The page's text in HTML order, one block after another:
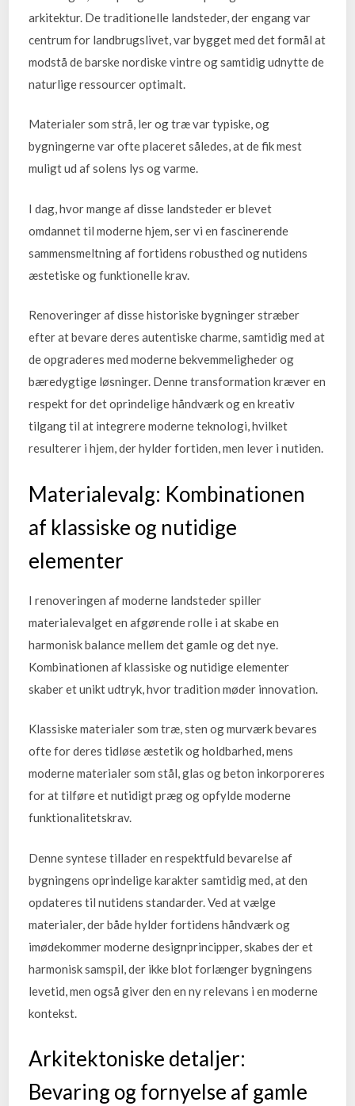
arkitektur. De traditionelle landsteder, der engang var
centrum for landbrugslivet, var bygget med det formål at
modstå de barske nordiske vintre og samtidig udnytte de
naturlige ressourcer optimalt.
Materialer som strå, ler og træ var typiske, og
bygningerne var ofte placeret således, at de fik mest
muligt ud af solens lys og varme.
I dag, hvor mange af disse landsteder er blevet
omdannet til moderne hjem, ser vi en fascinerende
sammensmeltning af fortidens robusthed og nutidens
æstetiske og funktionelle krav.
Renoveringer af disse historiske bygninger stræber
efter at bevare deres autentiske charme, samtidig med at
de opgraderes med moderne bekvemmeligheder og
bæredygtige løsninger. Denne transformation kræver en
respekt for det oprindelige håndværk og en kreativ
tilgang til at integrere moderne teknologi, hvilket
resulterer i hjem, der hylder fortiden, men lever i nutiden.
Materialevalg: Kombinationen
af klassiske og nutidige
elementer
I renoveringen af moderne landsteder spiller
materialevalget en afgørende rolle i at skabe en
harmonisk balance mellem det gamle og det nye.
Kombinationen af klassiske og nutidige elementer
skaber et unikt udtryk, hvor tradition møder innovation.
Klassiske materialer som træ, sten og murværk bevares
ofte for deres tidløse æstetik og holdbarhed, mens
moderne materialer som stål, glas og beton inkorporeres
for at tilføre et nutidigt præg og opfylde moderne
funktionalitetskrav.
Denne syntese tillader en respektfuld bevarelse af
bygningens oprindelige karakter samtidig med, at den
opdateres til nutidens standarder. Ved at vælge
materialer, der både hylder fortidens håndværk og
imødekommer moderne designprincipper, skabes der et
harmonisk samspil, der ikke blot forlænger bygningens
levetid, men også giver den en ny relevans i en moderne
kontekst.
Arkitektoniske detaljer:
Bevaring og fornyelse af gamle